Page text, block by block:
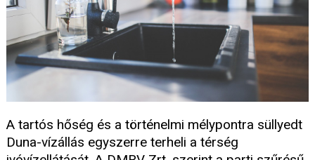
A tartós hőség és a történelmi mélypontra süllyedt
Duna-vízállás egyszerre terheli a térség